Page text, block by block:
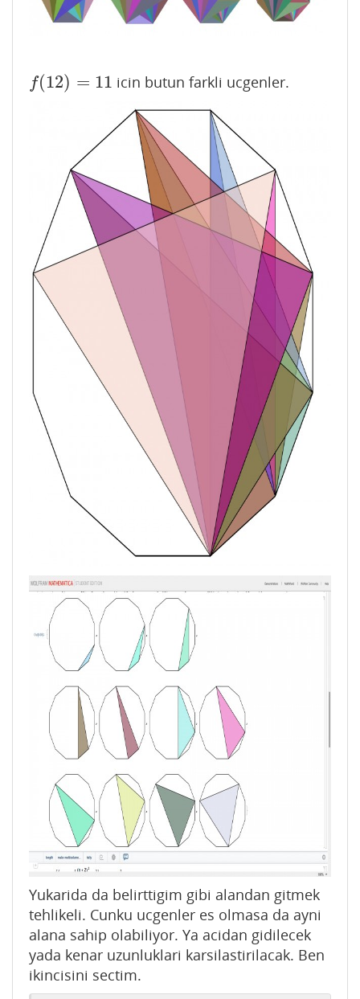
f(12) = 11
f(12)=11 icin butun farkli ucgenler.
Yukarida da belirttigim gibi alandan gitmek
tehlikeli. Cunku ucgenler es olmasa da ayni
alana sahip olabiliyor. Ya acidan gidilecek
yada kenar uzunluklari karsilastirilacak. Ben
ikincisini sectim.